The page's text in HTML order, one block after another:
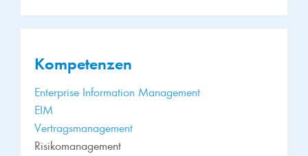
Kompetenzen
Enterprise Information Management
EIM
Vertragsmanagement
Risikomanagement